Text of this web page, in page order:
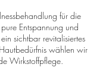
für die
Entspannung und
sichtbar revitalisiertes
wählen wir
Wirkstoffpflege.